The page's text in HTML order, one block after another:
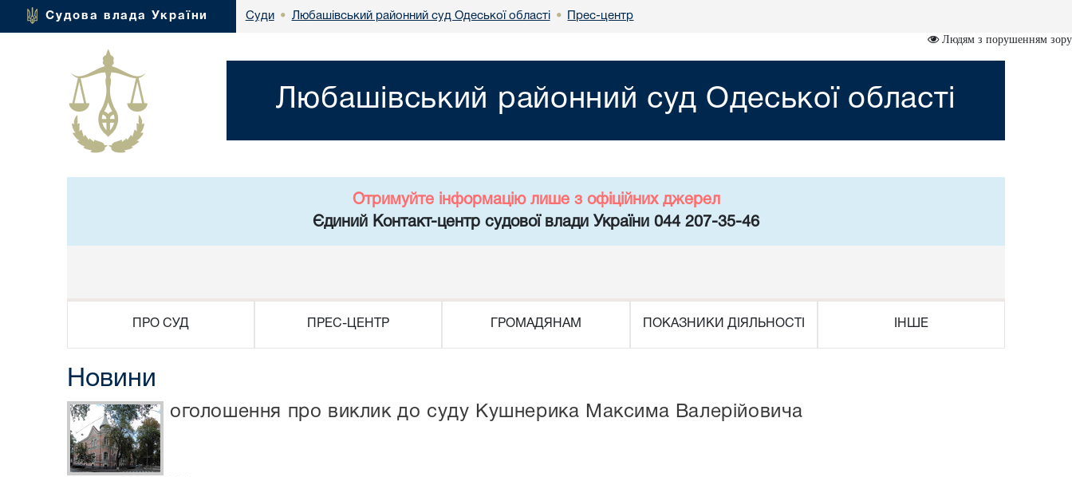
Судова влада України Суди • Любашівський районний суд Одеської області • Прес-центр
Людям з порушенням зору
Любашівський районний суд Одеської області
Отримуйте інформацію лише з офіційних джерел
Єдиний Контакт-центр судової влади України 044 207-35-46
ПРО СУД ПРЕС-ЦЕНТР ГРОМАДЯНАМ ПОКАЗНИКИ ДІЯЛЬНОСТІ ІНШЕ
Новини
оголошення про виклик до суду Кушнерика Максима Валерійовича